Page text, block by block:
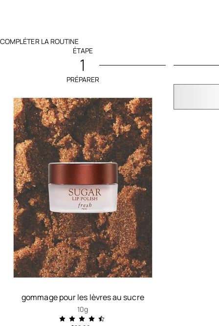
COMPLÉTER LA ROUTINE
ÉTAPE
1
PRÉPARER
gommage pour les lèvres au sucre
10g